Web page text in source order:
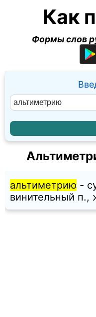
Как
Формы слов
альтиметрию -
винительный п.,